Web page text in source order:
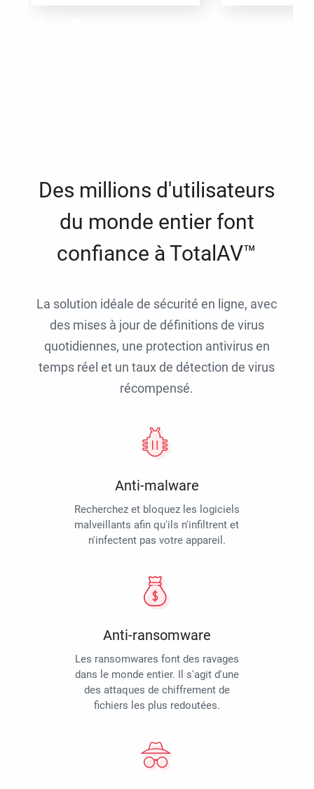
Des millions d'utilisateurs
du monde entier font
confiance à TotalAV™
La solution idéale de sécurité en ligne, avec
des mises à jour de définitions de virus
quotidiennes, une protection antivirus en
temps réel et un taux de détection de virus
récompensé.
Anti-malware
Recherchez et bloquez les logiciels
malveillants afin qu'ils n'infiltrent et
n'infectent pas votre appareil.
Anti-ransomware
Les ransomwares font des ravages
dans le monde entier. Il s'agit d'une
des attaques de chiffrement de
fichiers les plus redoutées.